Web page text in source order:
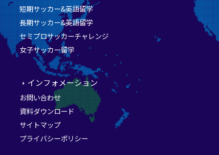
短期サッカー&英語留学
長期サッカー&英語留学
セミプロサッカーチャレンジ
女子サッカー留学
インフォメーション
お問い合わせ
資料ダウンロード
サイトマップ
プライバシーポリシー